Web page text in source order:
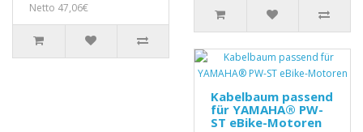
Netto 47,06€
Kabelbaum passend
für YAMAHA® PW-
ST eBike-Motoren